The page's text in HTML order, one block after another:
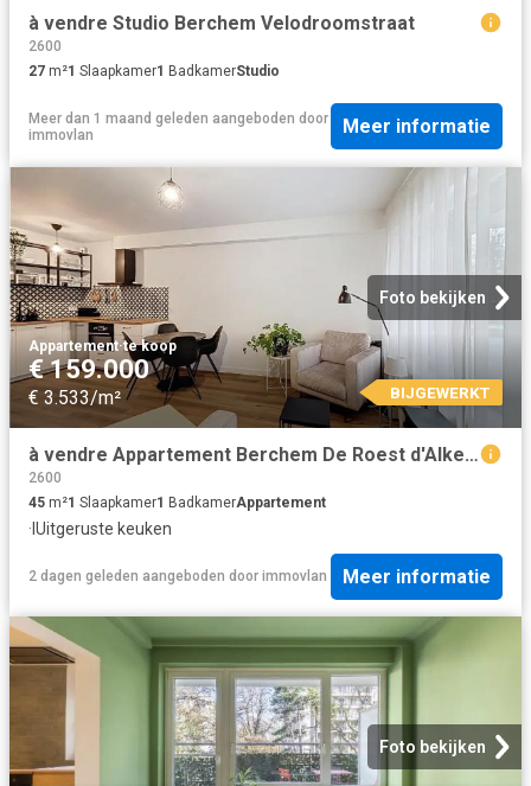
à vendre Studio Berchem Velodroomstraat
2600
27 m²1 Slaapkamer1 BadkamerStudio
Meer dan 1 maand geleden aangeboden door
immovlan
Meer informatie
Foto bekijken
Appartement·te koop
€ 159.000
€ 3.533/m² BIJGEWERKT
à vendre Appartement Berchem De Roest d'Alkemadelaan
2600
45 m²1 Slaapkamer1 BadkamerAppartement
·IUitgeruste keuken
2 dagen geleden aangeboden door immovlan Meer informatie
Foto bekijken